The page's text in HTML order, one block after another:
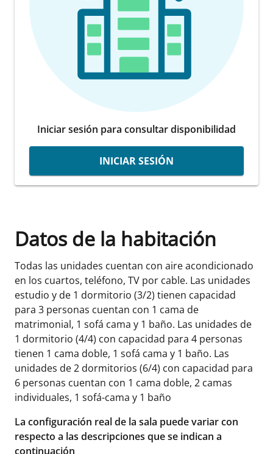
Iniciar sesión para consultar disponibilidad
INICIAR SESIÓN
Datos de la habitación
Todas las unidades cuentan con aire acondicionado
en los cuartos, teléfono, TV por cable. Las unidades
estudio y de 1 dormitorio (3/2) tienen capacidad
para 3 personas cuentan con 1 cama de
matrimonial, 1 sofá cama y 1 baño. Las unidades de
1 dormitorio (4/4) con capacidad para 4 personas
tienen 1 cama doble, 1 sofá cama y 1 baño. Las
unidades de 2 dormitorios (6/4) con capacidad para
6 personas cuentan con 1 cama doble, 2 camas
individuales, 1 sofá-cama y 1 baño
La configuración real de la sala puede variar con
respecto a las descripciones que se indican a
continuación